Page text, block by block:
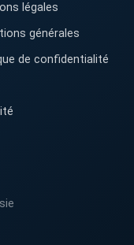
légales
générales
de confidentialité